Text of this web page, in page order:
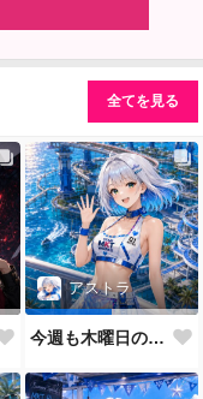
全てを見る
アストラ
今週も木曜日のRQだよ💕